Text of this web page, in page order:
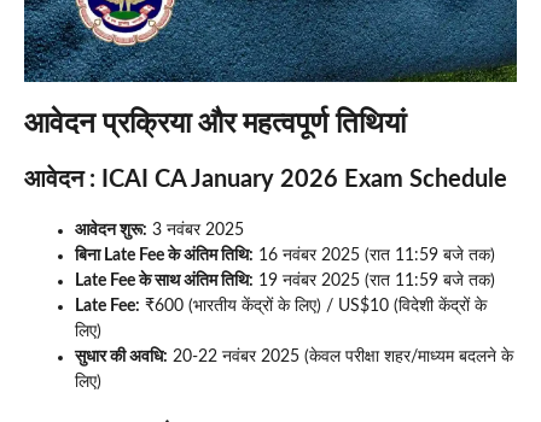
आवेदन प्रक्रिया और महत्वपूर्ण तिथियां
आवेदन : ICAI CA January 2026 Exam Schedule
आवेदन शुरू: 3 नवंबर 2025
बिना Late Fee के अंतिम तिथि: 16 नवंबर 2025 (रात 11:59 बजे तक)
Late Fee के साथ अंतिम तिथि: 19 नवंबर 2025 (रात 11:59 बजे तक)
Late Fee: ₹600 (भारतीय केंद्रों के लिए) / US$10 (विदेशी केंद्रों के
लिए)
सुधार की अवधि: 20-22 नवंबर 2025 (केवल परीक्षा शहर/माध्यम बदलने के
लिए)